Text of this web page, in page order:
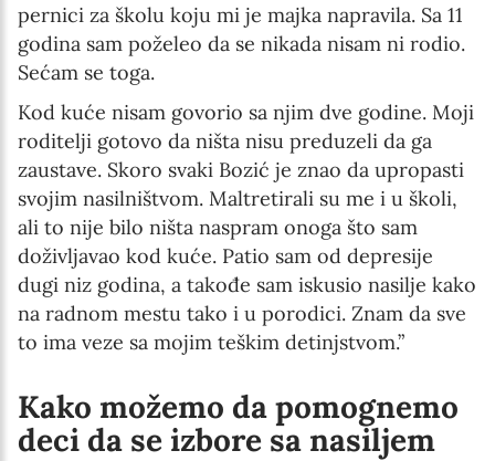
pernici za školu koju mi je majka napravila. Sa 11
godina sam poželeo da se nikada nisam ni rodio.
Sećam se toga.
Kod kuće nisam govorio sa njim dve godine. Moji
roditelji gotovo da ništa nisu preduzeli da ga
zaustave. Skoro svaki Bozić je znao da upropasti
svojim nasilništvom. Maltretirali su me i u školi,
ali to nije bilo ništa naspram onoga što sam
doživljavao kod kuće. Patio sam od depresije
dugi niz godina, a takođe sam iskusio nasilje kako
na radnom mestu tako i u porodici. Znam da sve
to ima veze sa mojim teškim detinjstvom.”
Kako možemo da pomognemo
deci da se izbore sa nasiljem